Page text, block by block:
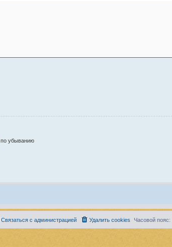
по убыванию
Часовой пояс:
Удалить cookies
Связаться с администрацией